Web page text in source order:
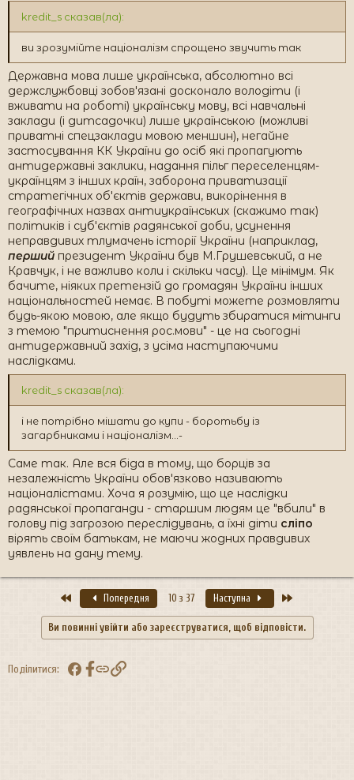
kredit_s сказав(ла):
ви зрозумійте націоналізм спрощено звучить так
Державна мова лише українська, абсолютно всі
держслужбовці зобов'язані досконало володіти (і
вживати на роботі) українську мову, всі навчальні
заклади (і дитсадочки) лише українською (можливі
приватні спецзаклади мовою меншин), негайне
застосування КК України до осіб які пропагують
антидержавні заклики, надання пільг переселенцям-
українцям з інших країн, заборона приватизації
стратегічних об'єктів держави, викорінення в
географічних назвах антиукраїнських (скажимо так)
політиків і суб'єктів радянської доби, усунення
неправдивих тлумачень історії України (наприклад,
перший президент України був М.Грушевський, а не
Кравчук, і не важливо коли і скільки часу). Це мінімум. Як
бачите, ніяких претензій до громадян України інших
національностей немає. В побуті можете розмовляти
будь-якою мовою, але якщо будуть збиратися мітинги
з темою "притиснення рос.мови" - це на сьогодні
антидержавний захід, з усіма наступаючими
наслідками.
kredit_s сказав(ла):
і не потрібно мішати до купи - боротьбу із
загарбниками і націоналізм...-
Саме так. Але вся біда в тому, що борців за
незалежність України обов'язково називають
націоналістами. Хоча я розумію, що це наслідки
радянської пропаганди - старшим людям це "вбили" в
голову під загрозою переслідувань, а їхні діти сліпо
вірять своїм батькам, не маючи жодних правдивих
уявлень на дану тему.
ПершийПопередня 10 з 37 Наступна
Ви повинні увійти або зареєструватися, щоб відповісти.
Поділитися: FacebookПосилання